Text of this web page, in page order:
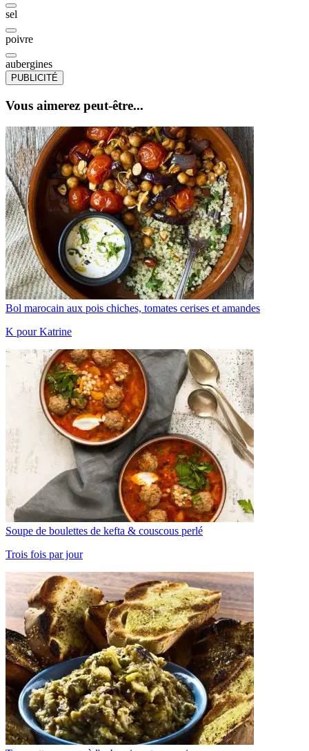
sel
poivre
aubergines
PUBLICITÉ
Vous aimerez peut-être...
Bol marocain aux pois chiches, tomates cerises et amandes
K pour Katrine
Soupe de boulettes de kefta & couscous perlé
Trois fois par jour